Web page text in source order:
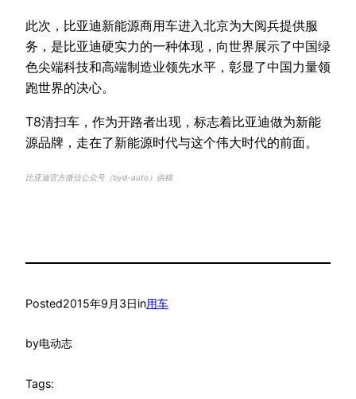
此次，比亚迪新能源商用车进入北京为大阅兵提供服
务，是比亚迪硬实力的一种体现，向世界展示了中国绿
色尖端科技和高端制造业领先水平，彰显了中国力量领
跑世界的决心。
T8清扫车，作为开路者出现，标志着比亚迪做为新能
源品牌，走在了新能源时代与这个伟大时代的前面。
比亚迪官方微信公众号（byd-auto）供稿
Posted2015年9月3日in用车
by电动志
Tags: